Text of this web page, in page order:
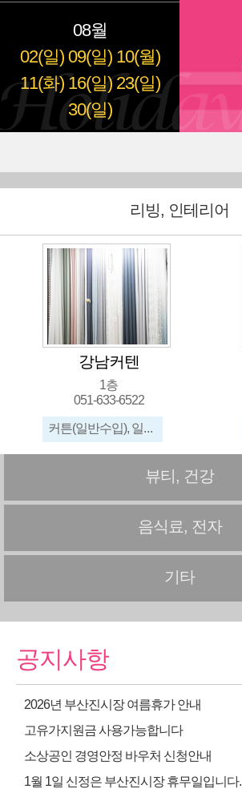
08월
02(일) 09(일) 10(월)
11(화) 16(일) 23(일)
30(일)
리빙, 인테리어
강남커텐
1층
051-633-6522
커튼(일반수입), 일반원단,수입원단, 침구제작, 사무실콤비브라인드, 콤비브라인드, 우드, 쿠션,의자...
뷰티, 건강
음식료, 전자
기타
공지사항
2026년 부산진시장 여름휴가 안내
고유가지원금 사용가능합니다
소상공인 경영안정 바우처 신청안내
1월 1일 신정은 부산진시장 휴무일입니다.